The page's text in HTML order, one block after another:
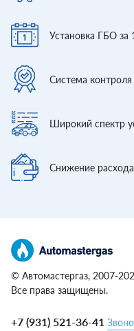
Установка ГБО за
Система контроля
Широкий спектр
Снижение расхода
© Автомастергаз, 2007-
Все права защищены.
+7 (931) 521-36-41